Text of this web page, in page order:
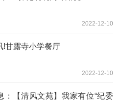
2022-12-10
!甘露寺小学餐厅
2022-12-10
：【清风文苑】我家有位“纪委